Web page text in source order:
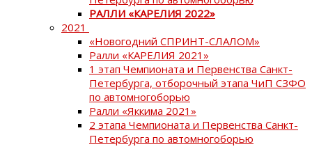
РАЛЛИ «КАРЕЛИЯ 2022»
2021
«Новогодний СПРИНТ-СЛАЛОМ»
Ралли «КАРЕЛИЯ 2021»
1 этап Чемпионата и Первенства Санкт-
Петербурга, отборочный этапа ЧиП СЗФО
по автомногоборью
Ралли «Яккима 2021»
2 этапа Чемпионата и Первенства Санкт-
Петербурга по автомногоборью